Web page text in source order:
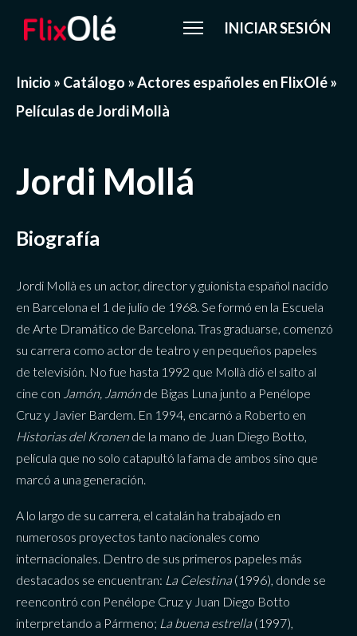
INICIAR SESIÓN
Inicio » Catálogo »Actores españoles en FlixOlé»
Películas de Jordi Mollà
Jordi Mollá
Biografía
Jordi Mollà es un actor, director y guionista español nacido
en Barcelona el 1 de julio de 1968. Se formó en la Escuela
de Arte Dramático de Barcelona. Tras graduarse, comenzó
su carrera como actor de teatro y en pequeños papeles
de televisión. No fue hasta 1992 que Mollà dió el salto al
cine con Jamón, Jamón de Bigas Luna junto a Penélope
Cruz y Javier Bardem. En 1994, encarnó a Roberto en
Historias del Kronen de la mano de Juan Diego Botto,
película que no solo catapultó la fama de ambos sino que
marcó a una generación.
A lo largo de su carrera, el catalán ha trabajado en
numerosos proyectos tanto nacionales como
internacionales. Dentro de sus primeros papeles más
destacados se encuentran: La Celestina (1996), donde se
reencontró con Penélope Cruz y Juan Diego Botto
interpretando a Pármeno; La buena estrella (1997),